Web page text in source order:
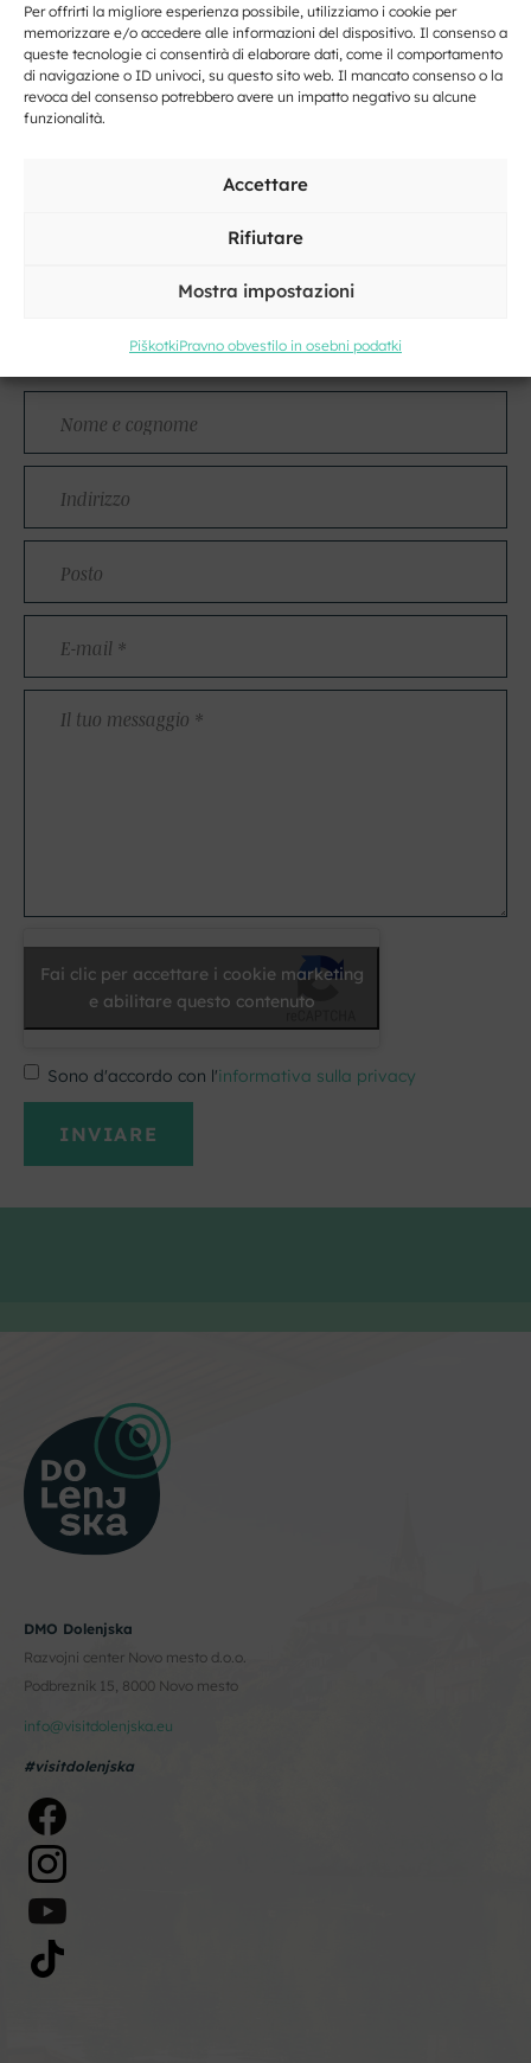
Per offrirti la migliore esperienza possibile, utilizziamo i cookie per
memorizzare e/o accedere alle informazioni del dispositivo. Il consenso a
queste tecnologie ci consentirà di elaborare dati, come il comportamento
di navigazione o ID univoci, su questo sito web. Il mancato consenso o la
revoca del consenso potrebbero avere un impatto negativo su alcune
funzionalità.
Accettare
Rifiutare
Mostra impostazioni
PiškotkiPravno obvestilo in osebni podatki
Fai clic per accettare i cookie marketing
e abilitare questo contenuto
Kontakt
cognome
*
Fai clic per accettare i cookie marketing
e abilitare questo contenuto
Sono d'accordo con l'informativa sulla privacy
DMO Dolenjska
Razvojni center Novo mesto d.o.o.
Podbreznik 15, 8000 Novo mesto
info@visitdolenjska.eu
#visitdolenjska